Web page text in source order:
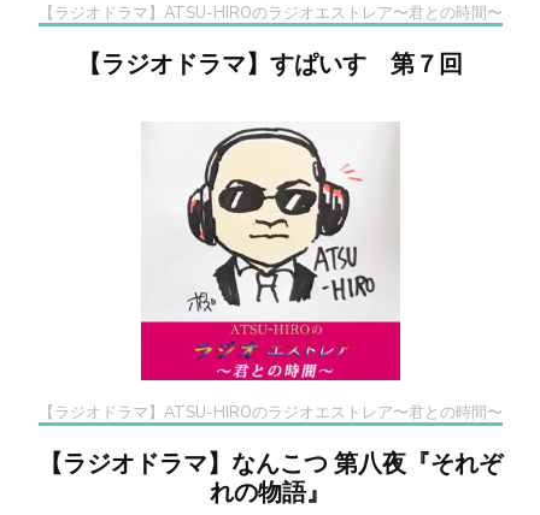
【ラジオドラマ】ATSU-HIROのラジオエストレア〜君との時間〜
【ラジオドラマ】すぱいす 第７回
【ラジオドラマ】ATSU-HIROのラジオエストレア〜君との時間〜
【ラジオドラマ】なんこつ 第八夜『それぞ
れの物語』